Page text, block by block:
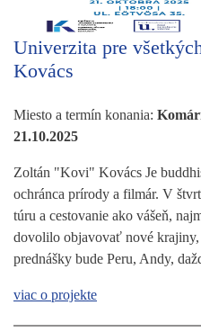
Univerzita pre
Kovács
Miesto a termín konania:
21.10.2025
Zoltán "Kovi" Kovács Je
ochránca prírody a filmár. V
túru a cestovanie ako vášeň,
dovolilo objavovať nové
prednášky bude Peru, Andy,
viac o projekte